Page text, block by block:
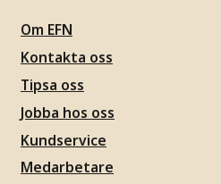
Om EFN
Kontakta oss
Tipsa oss
Jobba hos oss
Kundservice
Medarbetare